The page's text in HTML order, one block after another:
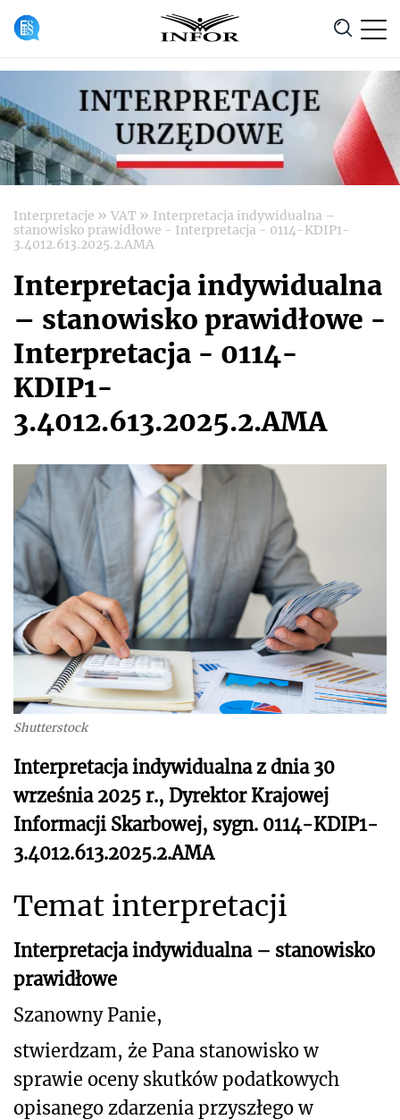
Anuluj
Interpretacje » VAT » Interpretacja indywidualna –
stanowisko prawidłowe - Interpretacja - 0114-KDIP1-
3.4012.613.2025.2.AMA
Interpretacja indywidualna
– stanowisko prawidłowe -
Interpretacja - 0114-
KDIP1-
3.4012.613.2025.2.AMA
Shutterstock
Interpretacja indywidualna z dnia 30
września 2025 r., Dyrektor Krajowej
Informacji Skarbowej, sygn. 0114-KDIP1-
3.4012.613.2025.2.AMA
Temat interpretacji
Interpretacja indywidualna – stanowisko
prawidłowe
Szanowny Panie,
stwierdzam, że Pana stanowisko w
sprawie oceny skutków podatkowych
opisanego zdarzenia przyszłego w